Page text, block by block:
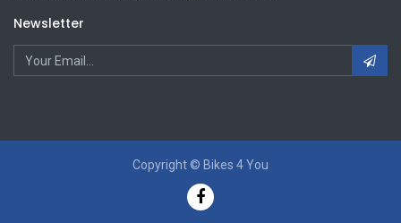
Newsletter
Copyright © Bikes 4 You